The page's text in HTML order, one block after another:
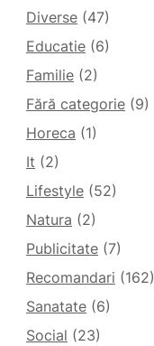
Diverse (47)
Educatie (6)
Familie (2)
Fără categorie (9)
Horeca (1)
It (2)
Lifestyle (52)
Natura (2)
Publicitate (7)
Recomandari (162)
Sanatate (6)
Social (23)